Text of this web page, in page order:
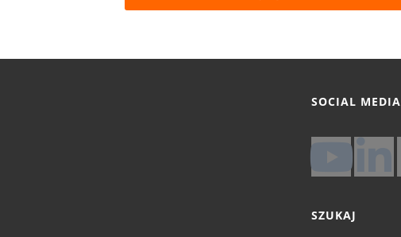
SOCIAL MEDIA
SZUKAJ